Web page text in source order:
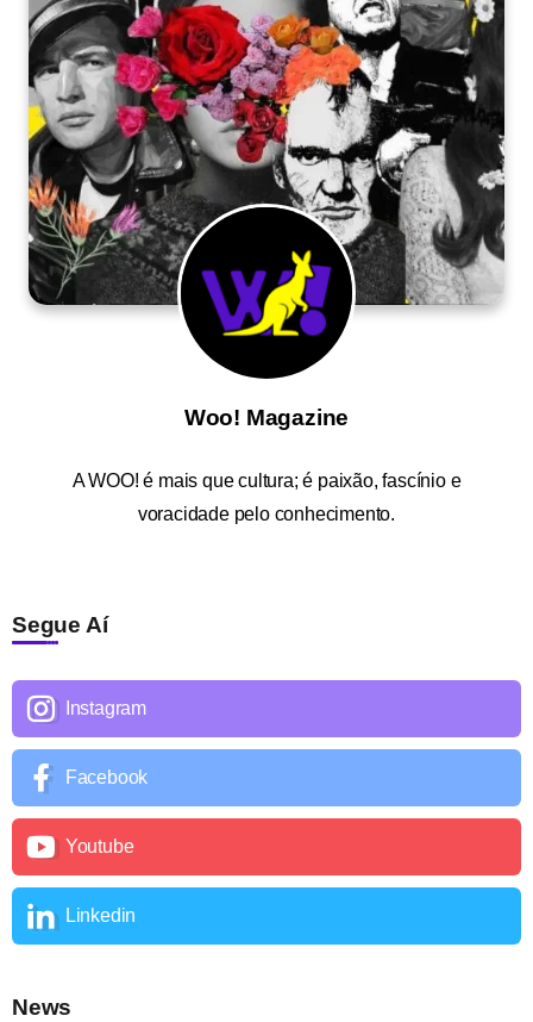
Woo! Magazine
AWOO! é mais que cultura; é paixão, fascínio e
voracidade pelo conhecimento.
Segue Aí
Instagram
Facebook
Youtube
Linkedin
News